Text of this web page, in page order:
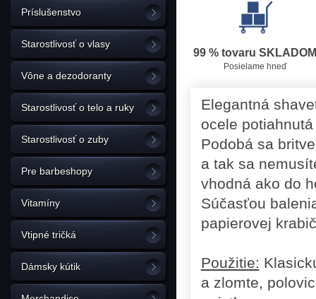
Príslušenstvo
Starostlivosť o vlasy
Vône a dezodoranty
Starostlivosť o telo a ruky
Starostlivosť o zuby
Pre barbeshopy
Vitamíny
Vtipné tričká
Dámsky kútik
99 % tovaru SKLADOM
Posielame hneď
Elegantná
ocele
Podobá sa
a tak sa
vhodná ako do
Súčasťou
papierovej
Použitie:
a zlomte,